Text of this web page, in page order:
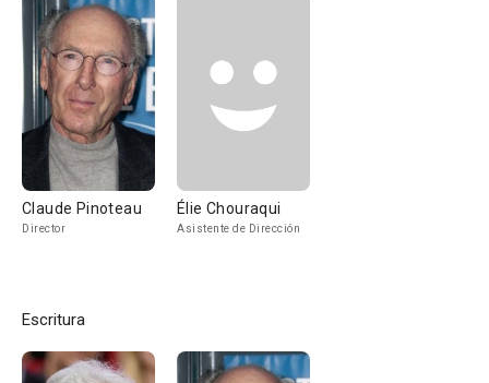
Claude Pinoteau
Director
Élie Chouraqui
Asistente de Dirección
Escritura